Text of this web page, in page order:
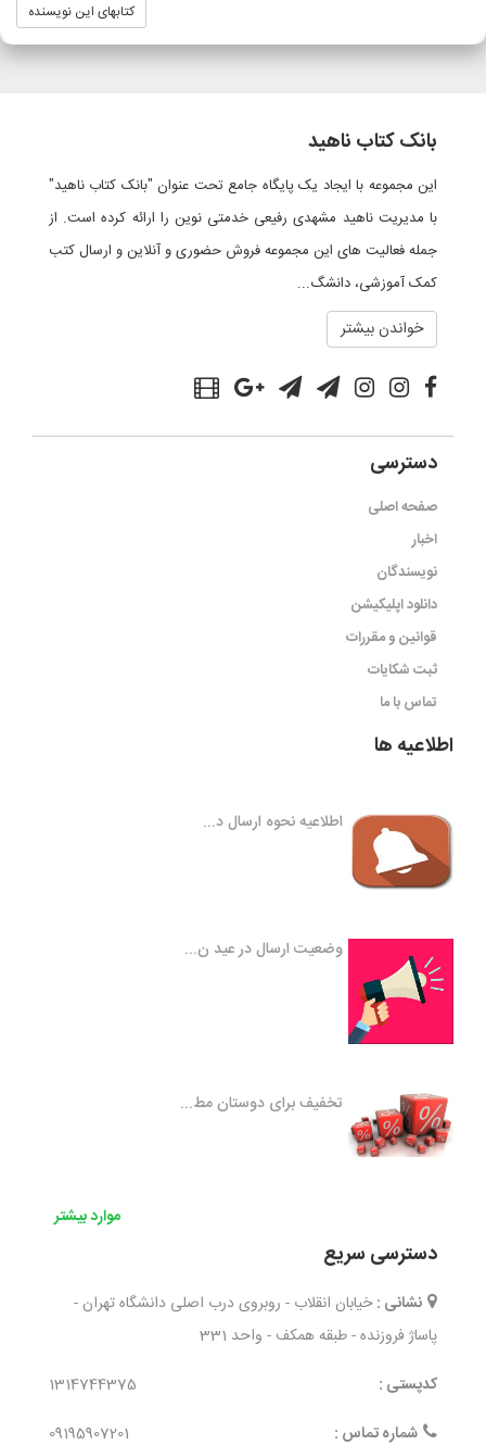
کتابهای این نویسنده
بانک کتاب ناهید
این مجموعه با ایجاد یک پایگاه جامع تحت عنوان "بانک کتاب ناهید"
با مدیریت ناهید مشهدی رفیعی خدمتی نوین را ارائه کرده است. از
جمله فعالیت های این مجموعه فروش حضوری و آنلاین و ارسال کتب
کمک آموزشی، دانشگ...
خواندن بیشتر
دسترسی
صفحه اصلی
اخبار
نویسندگان
دانلود اپلیکیشن
قوانین و مقررات
ثبت شکایات
تماس با ما
اطلاعیه ها
اطلاعیه نحوه ارسال د...
وضعیت ارسال در عید ن...
تخفیف برای دوستان مط...
موارد بیشتر
دسترسی سریع
نشانی : خیابان انقلاب - روبروی درب اصلی دانشگاه تهران -
پاساژ فروزنده - طبقه همکف - واحد 331
کدپستی :
1314744375
شماره تماس :
09195907201